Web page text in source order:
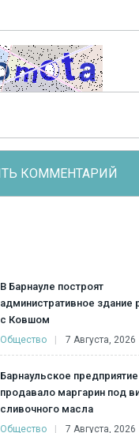
В Барнауле построят
административное здание
с Ковшом
Общество 7 Августа, 2026
Барнаульское предприятие
продавало маргарин под
сливочного масла
Общество 7 Августа, 2026